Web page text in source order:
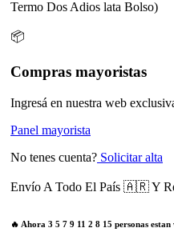
Termo Dos Adios lata Bolso)
📦
Compras mayoristas
Ingresá en nuestra web
Panel mayorista
No tenes cuenta? Solicitar alta
Envío A Todo El País 🇦🇷 Y
🔥 Ahora 3 5 7 9 11 2 8 15 personas